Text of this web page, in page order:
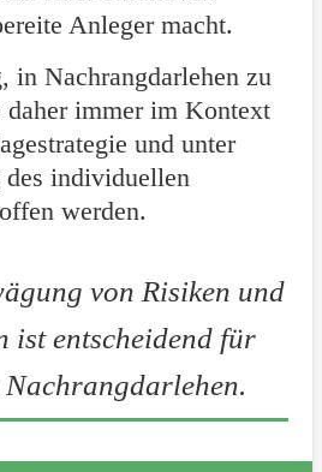
Anleger macht.
in Nachrangdarlehen zu
immer im Kontext
und unter
individuellen
werden.
von Risiken und
ist entscheidend für